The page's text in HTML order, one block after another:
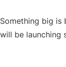
Something big is
will be launching